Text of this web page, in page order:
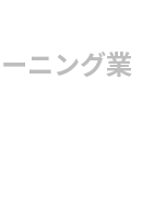
ニング業